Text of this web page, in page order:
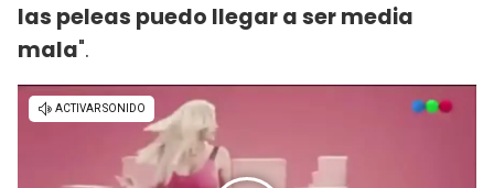
las peleas puedo llegar a ser media
mala".